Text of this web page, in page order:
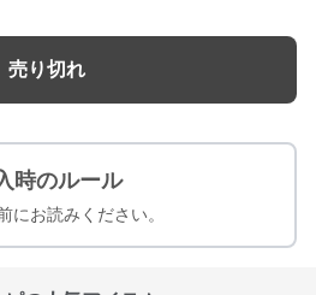
売り切れ
時のルール
にお読みください。